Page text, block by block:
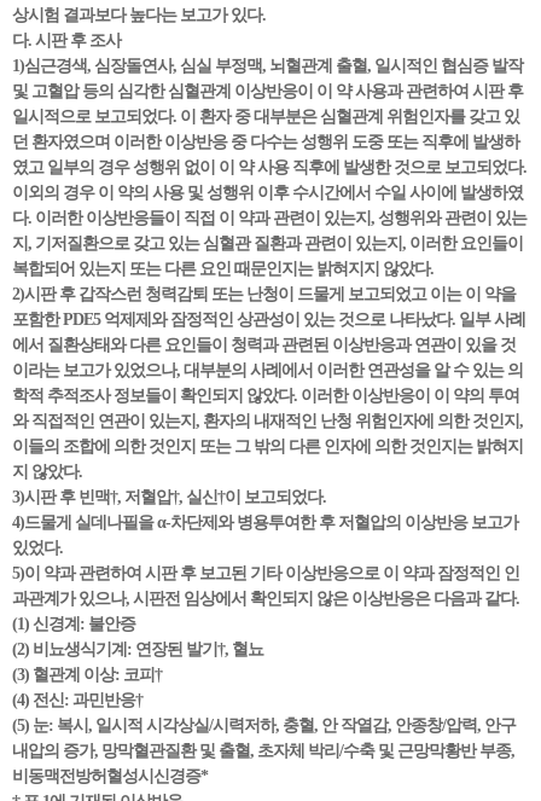
상시험 결과보다 높다는 보고가 있다.
다. 시판 후 조사
1)심근경색, 심장돌연사, 심실 부정맥, 뇌혈관계 출혈, 일시적인 협심증 발작
및 고혈압 등의 심각한 심혈관계 이상반응이 이 약 사용과 관련하여 시판 후
일시적으로 보고되었다. 이 환자 중 대부분은 심혈관계 위험인자를 갖고 있
던 환자였으며 이러한 이상반응 중 다수는 성행위 도중 또는 직후에 발생하
였고 일부의 경우 성행위 없이 이 약 사용 직후에 발생한 것으로 보고되었다.
이외의 경우 이 약의 사용 및 성행위 이후 수시간에서 수일 사이에 발생하였
다. 이러한 이상반응들이 직접 이 약과 관련이 있는지, 성행위와 관련이 있는
지, 기저질환으로 갖고 있는 심혈관 질환과 관련이 있는지, 이러한 요인들이
복합되어 있는지 또는 다른 요인 때문인지는 밝혀지지 않았다.
2)시판 후 갑작스런 청력감퇴 또는 난청이 드물게 보고되었고 이는 이 약을
포함한 PDE5 억제제와 잠정적인 상관성이 있는 것으로 나타났다. 일부 사례
에서 질환상태와 다른 요인들이 청력과 관련된 이상반응과 연관이 있을 것
이라는 보고가 있었으나, 대부분의 사례에서 이러한 연관성을 알 수 있는 의
학적 추적조사 정보들이 확인되지 않았다. 이러한 이상반응이 이 약의 투여
와 직접적인 연관이 있는지, 환자의 내재적인 난청 위험인자에 의한 것인지,
이들의 조합에 의한 것인지 또는 그 밖의 다른 인자에 의한 것인지는 밝혀지
지 않았다.
3)시판 후 빈맥†, 저혈압†, 실신†이 보고되었다.
4)드물게 실데나필을 α-차단제와 병용투여한 후 저혈압의 이상반응 보고가
있었다.
5)이 약과 관련하여 시판 후 보고된 기타 이상반응으로 이 약과 잠정적인 인
과관계가 있으나, 시판전 임상에서 확인되지 않은 이상반응은 다음과 같다.
(1) 신경계: 불안증
(2) 비뇨생식기계: 연장된 발기†, 혈뇨
(3) 혈관계 이상: 코피†
(4) 전신: 과민반응†
(5) 눈: 복시, 일시적 시각상실/시력저하, 충혈, 안 작열감, 안종창/압력, 안구
내압의 증가, 망막혈관질환 및 출혈, 초자체 박리/수축 및 근망막황반 부종,
비동맥전방허혈성시신경증*